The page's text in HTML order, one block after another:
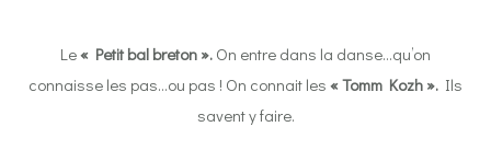
Le« Petit bal breton ». On entre dans la danse…qu’on
connaisse les pas…ou pas ! On connait les « Tomm Kozh ». Ils
savent y faire.